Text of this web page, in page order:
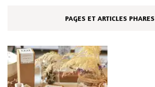
PAGES ET ARTICLES PHARES